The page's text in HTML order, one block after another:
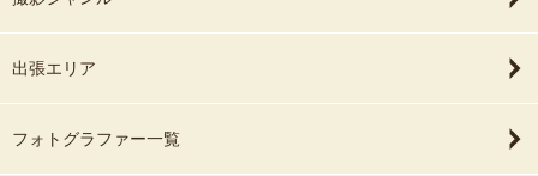
出張エリア
フォトグラファー一覧